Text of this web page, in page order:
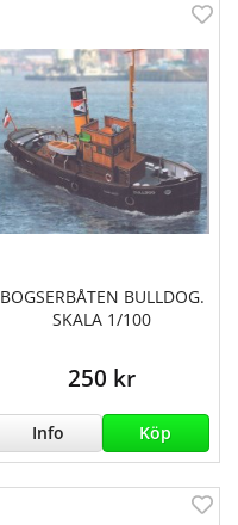
BOGSERBÅTEN BULLDOG.
SKALA 1/100
250 kr
Info Köp